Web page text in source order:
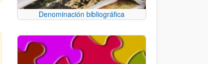
Denominación bibliográfica